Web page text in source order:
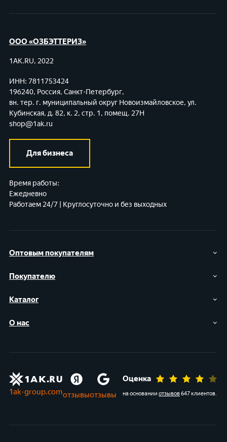
Оптовым покупателям
Покупателю
Каталог
О нас
ООО «ОЗБЭТТЕРИЗ»
1AK.RU, 2022
ИНН: 7811753424
196240, Россия, Санкт-Петербург,
вн. тер. г. муниципальный округ Новоизмайловское, ул.
Кубинская, д. 82, к. 2, стр. 1, помещ. 27Н
shop@1ak.ru
Для бизнеса
Время работы:
Ежедневно
Работаем 24/7 | Круглосуточно и без выходных
1ak-group.comотзывыотзывы
Оценка
на основании отзывов647 клиентов.